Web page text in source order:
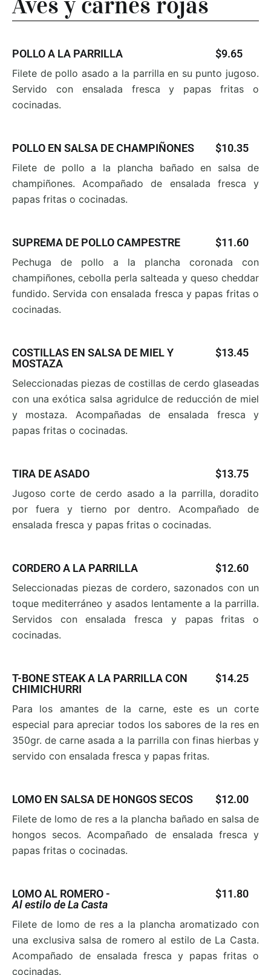
POLLO A LA PARRILLA $9.65
Filete de pollo asado a la parrilla en su punto jugoso.
Servido con ensalada fresca y papas fritas o
cocinadas.
POLLO EN SALSA DE CHAMPIÑONES $10.35
Filete de pollo a la plancha bañado en salsa de
champiñones. Acompañado de ensalada fresca y
papas fritas o cocinadas.
SUPREMA DE POLLO CAMPESTRE $11.60
Pechuga de pollo a la plancha coronada con
champiñones, cebolla perla salteada y queso cheddar
fundido. Servida con ensalada fresca y papas fritas o
cocinadas.
COSTILLAS EN SALSA DE MIEL Y
MOSTAZA
$13.45
Seleccionadas piezas de costillas de cerdo glaseadas
con una exótica salsa agridulce de reducción de miel
y mostaza. Acompañadas de ensalada fresca y
papas fritas o cocinadas.
TIRA DE ASADO $13.75
Jugoso corte de cerdo asado a la parrilla, doradito
por fuera y tierno por dentro. Acompañado de
ensalada fresca y papas fritas o cocinadas.
CORDERO A LA PARRILLA $12.60
Seleccionadas piezas de cordero, sazonados con un
toque mediterráneo y asados lentamente a la parrilla.
Servidos con ensalada fresca y papas fritas o
cocinadas.
T-BONE STEAK A LA PARRILLA CON
CHIMICHURRI
$14.25
Para los amantes de la carne, este es un corte
especial para apreciar todos los sabores de la res en
350gr. decarne asada a la parrilla con finas hierbas y
servido con ensalada fresca y papas fritas.
LOMO EN SALSA DE HONGOS SECOS $12.00
Filete de lomo de res a la plancha bañado en salsa de
hongos secos. Acompañado de ensalada fresca y
papas fritas o cocinadas.
LOMO AL ROMERO -
Al estilo de La Casta
$11.80
Filete de lomo de res a la plancha aromatizado con
una exclusiva salsa de romero al estilo de La Casta.
Acompañado de ensalada fresca y papas fritas o
cocinadas.